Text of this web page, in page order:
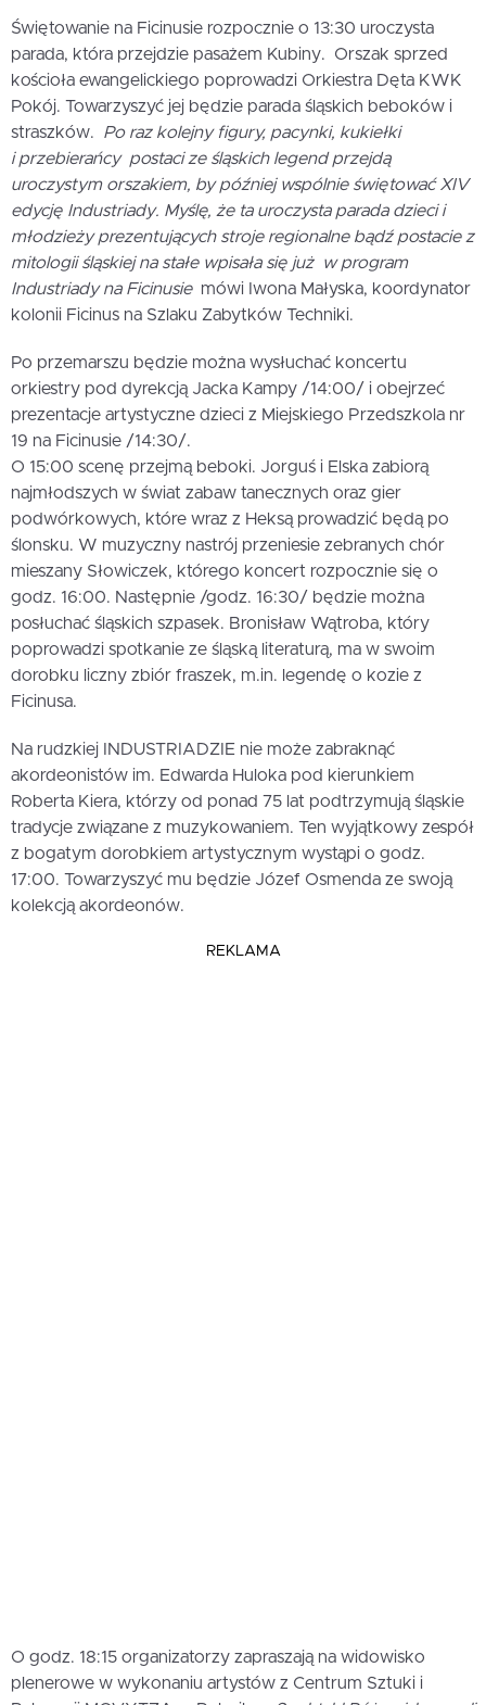
Świętowanie na Ficinusie rozpocznie o 13:30 uroczysta
parada, która przejdzie pasażem Kubiny. Orszak sprzed
kościoła ewangelickiego poprowadzi Orkiestra Dęta KWK
Pokój. Towarzyszyć jej będzie parada śląskich beboków i
straszków.  Po raz kolejny figury, pacynki, kukiełki
i przebierańcy  postaci ze śląskich legend przejdą
uroczystym orszakiem, by później wspólnie świętować XIV
edycję Industriady. Myślę, że ta uroczysta parada dzieci i
młodzieży prezentujących stroje regionalne bądź postacie z
mitologii śląskiej na stałe wpisała się już w program
Industriady na Ficinusie  mówi Iwona Małyska, koordynator
kolonii Ficinus na Szlaku Zabytków Techniki.
Po przemarszu będzie można wysłuchać koncertu
orkiestry pod dyrekcją Jacka Kampy /14:00/ i obejrzeć
prezentacje artystyczne dzieci z Miejskiego Przedszkola nr
19 na Ficinusie /14:30/.
O 15:00 scenę przejmą beboki. Jorguś i Elska zabiorą
najmłodszych w świat zabaw tanecznych oraz gier
podwórkowych, które wraz z Heksą prowadzić będą po
ślonsku. W muzyczny nastrój przeniesie zebranych chór
mieszany Słowiczek, którego koncert rozpocznie się o
godz. 16:00. Następnie /godz. 16:30/ będzie można
posłuchać śląskich szpasek. Bronisław Wątroba, który
poprowadzi spotkanie ze śląską literaturą, ma w swoim
dorobku liczny zbiór fraszek, m.in. legendę o kozie z
Ficinusa.
Na rudzkiej INDUSTRIADZIE nie może zabraknąć
akordeonistów im. Edwarda Huloka pod kierunkiem
Roberta Kiera, którzy od ponad 75 lat podtrzymują śląskie
tradycje związane z muzykowaniem. Ten wyjątkowy zespół
z bogatym dorobkiem artystycznym wystąpi o godz.
17:00. Towarzyszyć mu będzie Józef Osmenda ze swoją
kolekcją akordeonów.
REKLAMA
O godz. 18:15 organizatorzy zapraszają na widowisko
plenerowe w wykonaniu artystów z Centrum Sztuki i